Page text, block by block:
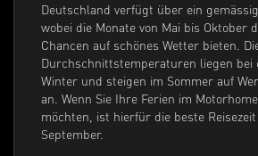
Deutschland verfügt über ein
wobei die Monate von Mai bis Oktober
Chancen auf schönes Wetter bieten.
Durchschnittstemperaturen liegen bei
Winter und steigen im Sommer auf
an. Wenn Sie Ihre Ferien im
möchten, ist hierfür die beste Reisezeit
September.